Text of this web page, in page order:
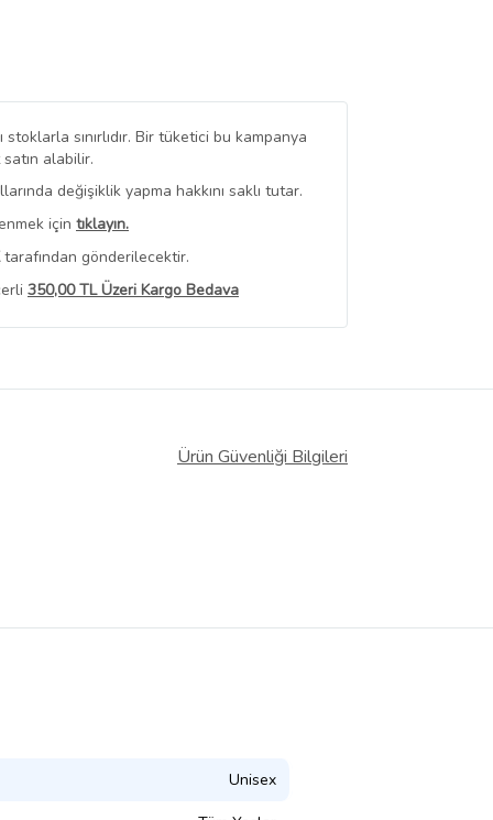
stoklarla sınırlıdır. Bir tüketici bu kampanya
alabilir.
değişiklik yapma hakkını saklı tutar.
için tıklayın.
tarafından gönderilecektir.
350,00 TL Üzeri Kargo Bedava
Ürün Güvenliği Bilgileri
Unisex